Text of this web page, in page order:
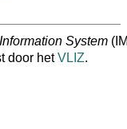
System
door hetVLIZ.